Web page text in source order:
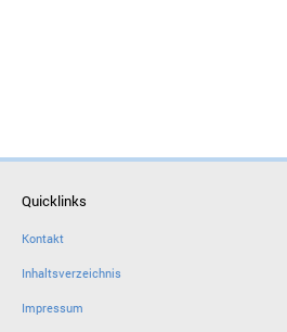
Quicklinks
Kontakt
Inhaltsverzeichnis
Impressum